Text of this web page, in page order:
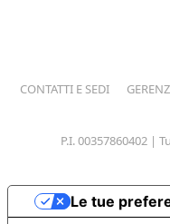
CONTATTI E SEDI
P.I. 00357860402 |
Le tue